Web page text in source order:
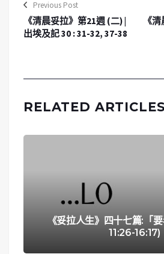
Previous Post
《清晨妥拉》第21週 (二) |
出埃及記 30 : 31-32, 37-38
《
RELATED ARTICLES
《妥拉人生》四十七篇:「
11:26-16:17)